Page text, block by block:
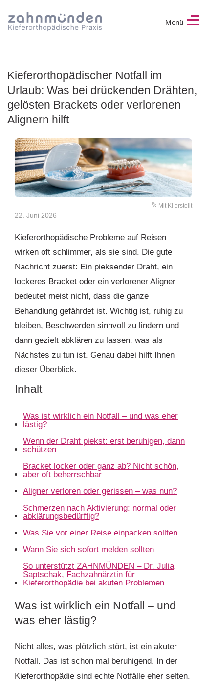
Julia
Saptschak,
Fachzahnärztin
für
Kieferorthopädie
Menü
Kieferorthopädischer Notfall im
Urlaub: Was bei drückenden Drähten,
gelösten Brackets oder verlorenen
Alignern hilft
Mit KI erstellt
22. Juni 2026
Kieferorthopädische Probleme auf Reisen
wirken oft schlimmer, als sie sind. Die gute
Nachricht zuerst: Ein pieksender Draht, ein
lockeres Bracket oder ein verlorener Aligner
bedeutet meist nicht, dass die ganze
Behandlung gefährdet ist. Wichtig ist, ruhig zu
bleiben, Beschwerden sinnvoll zu lindern und
dann gezielt abklären zu lassen, was als
Nächstes zu tun ist. Genau dabei hilft Ihnen
dieser Überblick.
Inhalt
Was ist wirklich ein Notfall – und was eher
lästig?
Wenn der Draht piekst: erst beruhigen, dann
schützen
Bracket locker oder ganz ab? Nicht schön,
aber oft beherrschbar
Aligner verloren oder gerissen – was nun?
Schmerzen nach Aktivierung: normal oder
abklärungsbedürftig?
Was Sie vor einer Reise einpacken sollten
Wann Sie sich sofort melden sollten
So unterstützt ZAHNMÜNDEN – Dr. Julia
Saptschak, Fachzahnärztin für
Kieferorthopädie bei akuten Problemen
Was ist wirklich ein Notfall – und
was eher lästig?
Nicht alles, was plötzlich stört, ist ein akuter
Notfall. Das ist schon mal beruhigend. In der
Kieferorthopädie sind echte Notfälle eher selten.